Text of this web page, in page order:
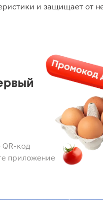
и защищает от
код
приложение